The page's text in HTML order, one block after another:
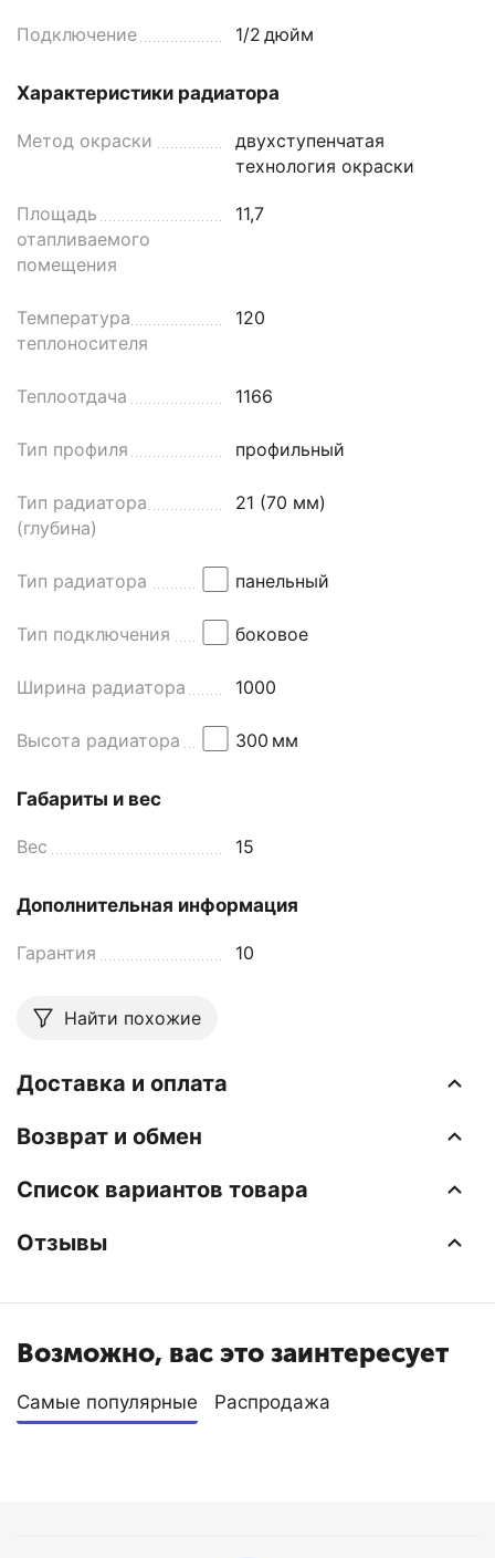
Подключение 1/2 дюйм
Характеристики радиатора
Метод окраски
двухступенчатая
технология окраски
Площадь
отапливаемого
помещения
11,7
Температура
теплоносителя
120
Теплоотдача 1166
Тип профиля профильный
Тип радиатора
(глубина)
21 (70 мм)
Тип радиатора панельный
Тип подключения боковое
Ширина радиатора 1000
Высота радиатора 300 мм
Габариты и вес
Вес 15
Дополнительная информация
Гарантия 10
Найти похожие
Доставка и оплата
Возврат и обмен
Список вариантов товара
Отзывы
Возможно, вас это заинтересует
Самые популярные Распродажа